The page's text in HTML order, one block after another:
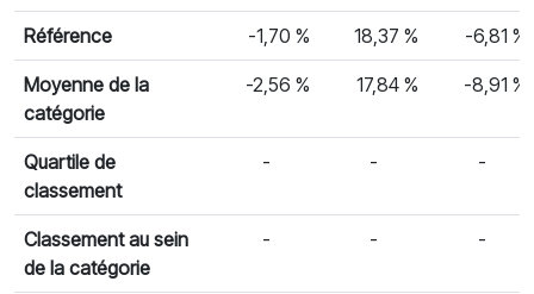
Référence -1,70 % 18,37 % -6,81 %
Moyenne de la
catégorie
-2,56 % 17,84 % -8,91 %
Quartile de
classement
- - -
Classement au sein
de la catégorie
- - -